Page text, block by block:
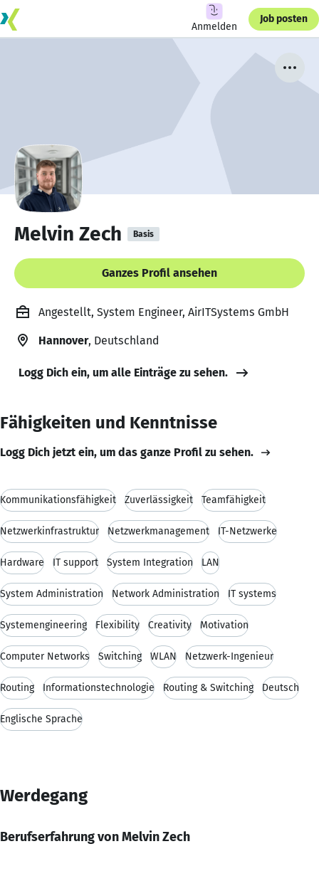
Anmelden
Job posten
Melvin Zech Basis
Ganzes Profil ansehen
Angestellt, System Engineer, AirITSystems GmbH
Hannover, Deutschland
Logg Dich ein, um alle Einträge zu sehen.
Fähigkeiten und Kenntnisse
Logg Dich jetzt ein, um das ganze Profil zu sehen.
Kommunikationsfähigkeit Zuverlässigkeit Teamfähigkeit
Netzwerkinfrastruktur Netzwerkmanagement IT-Netzwerke
Hardware IT support System Integration LAN
System Administration Network Administration IT systems
Systemengineering Flexibility Creativity Motivation
Computer Networks Switching WLAN Netzwerk-Ingenieur
Routing Informationstechnologie Routing & Switching Deutsch
Englische Sprache
Werdegang
Berufserfahrung von Melvin Zech